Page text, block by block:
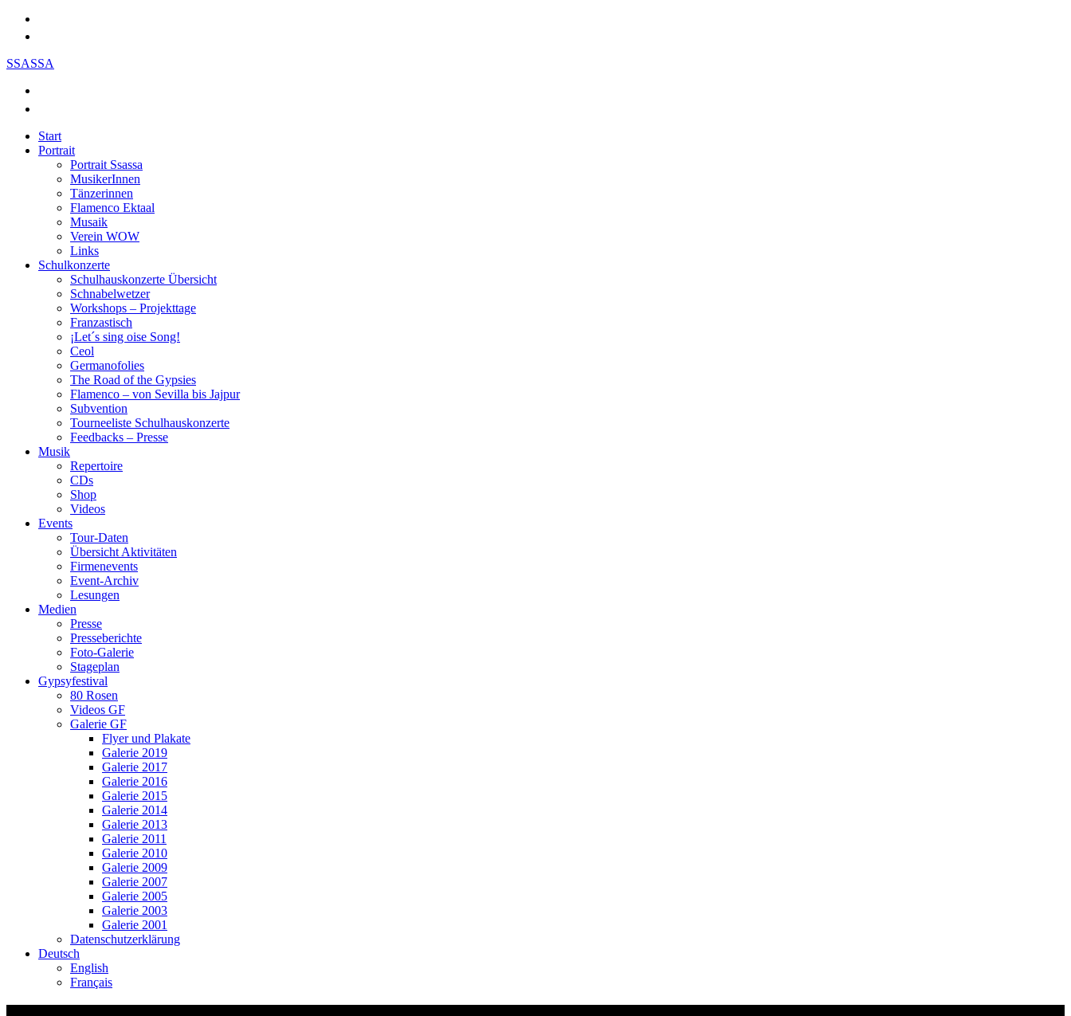
SSASSA
Start
Portrait
Portrait Ssassa
MusikerInnen
Tänzerinnen
Flamenco Ektaal
Musaik
Verein WOW
Links
Schulkonzerte
Schulhauskonzerte Übersicht
Schnabelwetzer
Workshops – Projekttage
Franzastisch
¡Let´s sing oise Song!
Ceol
Germanofolies
The Road of the Gypsies
Flamenco – von Sevilla bis Jajpur
Subvention
Tourneeliste Schulhauskonzerte
Feedbacks – Presse
Musik
Repertoire
CDs
Shop
Videos
Events
Tour-Daten
Übersicht Aktivitäten
Firmenevents
Event-Archiv
Lesungen
Medien
Presse
Presseberichte
Foto-Galerie
Stageplan
Gypsyfestival
80 Rosen
Videos GF
Galerie GF
Flyer und Plakate
Galerie 2019
Galerie 2017
Galerie 2016
Galerie 2015
Galerie 2014
Galerie 2013
Galerie 2011
Galerie 2010
Galerie 2009
Galerie 2007
Galerie 2005
Galerie 2003
Galerie 2001
Datenschutzerklärung
Deutsch
English
Français